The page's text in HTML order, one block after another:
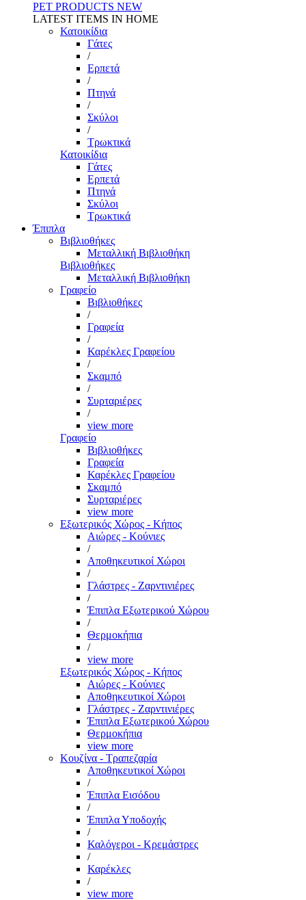
PET PRODUCTS NEW
LATEST ITEMS IN HOME
Κατοικίδια
Γάτες
/
Ερπετά
/
Πτηνά
/
Σκύλοι
/
Τρωκτικά
Κατοικίδια
Γάτες
Ερπετά
Πτηνά
Σκύλοι
Τρωκτικά
Έπιπλα
Βιβλιοθήκες
Μεταλλική Βιβλιοθήκη
Βιβλιοθήκες
Μεταλλική Βιβλιοθήκη
Γραφείο
Βιβλιοθήκες
/
Γραφεία
/
Καρέκλες Γραφείου
/
Σκαμπό
/
Συρταριέρες
/
view more
Γραφείο
Βιβλιοθήκες
Γραφεία
Καρέκλες Γραφείου
Σκαμπό
Συρταριέρες
view more
Εξωτερικός Χώρος - Κήπος
Αιώρες - Κούνιες
/
Αποθηκευτικοί Χώροι
/
Γλάστρες - Ζαρντινιέρες
/
Έπιπλα Εξωτερικού Χώρου
/
Θερμοκήπια
/
view more
Εξωτερικός Χώρος - Κήπος
Αιώρες - Κούνιες
Αποθηκευτικοί Χώροι
Γλάστρες - Ζαρντινιέρες
Έπιπλα Εξωτερικού Χώρου
Θερμοκήπια
view more
Κουζίνα - Τραπεζαρία
Αποθηκευτικοί Χώροι
/
Έπιπλα Εισόδου
/
Έπιπλα Υποδοχής
/
Καλόγεροι - Κρεμάστρες
/
Καρέκλες
/
view more